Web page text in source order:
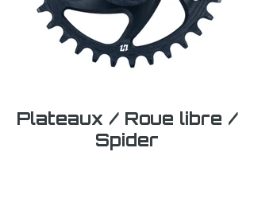
Plateaux / Roue libre /
Spider